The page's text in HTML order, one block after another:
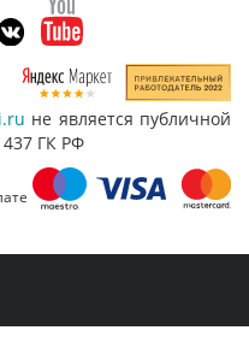
не является публичной
ГК РФ